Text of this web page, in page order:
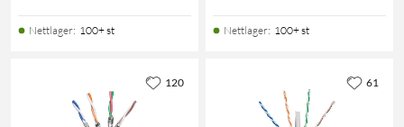
Nettlager: 100+ st Nettlager: 100+ st
120 61